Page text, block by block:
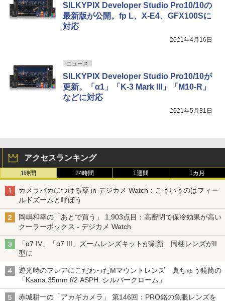
SILKYPIX Developer Studio Pro10/10の
最新版が公開。fp L、X-E4、GFX100Sに
対応
2021年4月16日
ニュース
SILKYPIX Developer Studio Pro10/10が
更新。「α1」「K-3 Mark III」「M10-R」
などに対応
2021年5月31日
アクセスランキング
1時間 24時間 1週間 1カ月
カメラバカにつける薬 in デジカメ Watch：こういうのはフィー
ルドズームと呼ぼう
岡嶋和幸の「あとで買う」 1,903点目：高密閉で保冷効果が高い
クーラーボックス - デジカメ Watch
「α7 IV」「α7 III」ズームレンズキットが刷新 同梱レンズがII
型に
逆光時のフレアにこだわったMマウントレンズ 真ちゅう鏡筒の
「Ksana 35mm f/2 ASPH. シルバークローム」
赤城耕一の「アカギカメラ」 第146回：PRO銘の魚眼レンズを